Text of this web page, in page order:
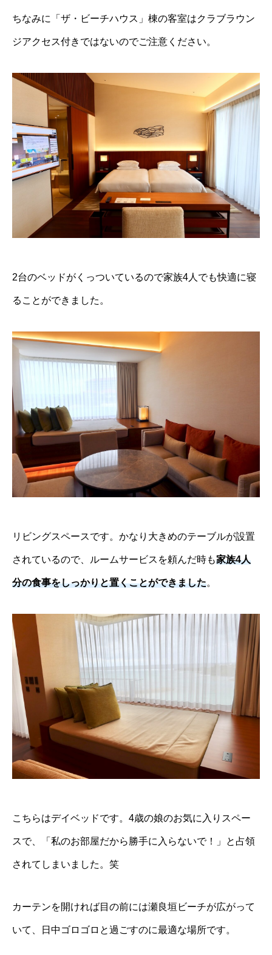
ちなみに「ザ・ビーチハウス」棟の客室はクラブラウン
ジアクセス付きではないのでご注意ください。
2台のベッドがくっついているので家族4人でも快適に寝
ることができました。
リビングスペースです。かなり大きめのテーブルが設置
されているので、ルームサービスを頼んだ時も家族4人
分の食事をしっかりと置くことができました。
こちらはデイベッドです。4歳の娘のお気に入りスペー
スで、「私のお部屋だから勝手に入らないで！」と占領
されてしまいました。笑
カーテンを開ければ目の前には瀬良垣ビーチが広がって
いて、日中ゴロゴロと過ごすのに最適な場所です。